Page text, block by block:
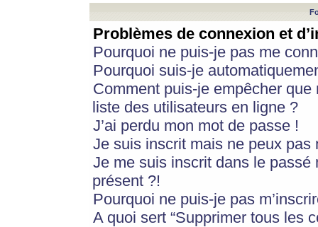
Problèmes de connexion et
Pourquoi ne puis-je pas me
Pourquoi suis-je
Comment puis-je empêcher
liste des utilisateurs en ligne ?
J’ai perdu mon mot de passe !
Je suis inscrit mais ne peux pas
Je me suis inscrit dans le
présent ?!
Pourquoi ne puis-je pas
A quoi sert “Supprimer tous les